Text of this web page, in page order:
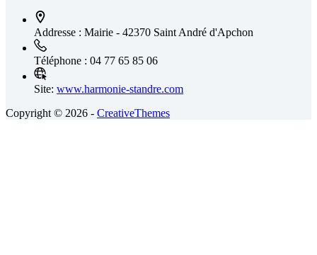
Addresse : Mairie - 42370 Saint André d'Apchon
Téléphone : 04 77 65 85 06
Site: www.harmonie-standre.com
Copyright © 2026 - CreativeThemes